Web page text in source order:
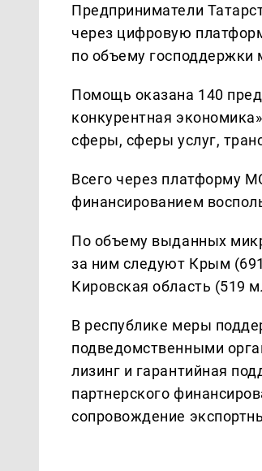
Предприниматели
через цифровую
по объему господдержки
Помощь оказана 140
конкурентная
сферы, сферы услуг,
Всего через платформу
финансированием
По объему выданных
за ним следуют Крым
Кировская область (519
В республике меры
подведомственными
лизинг и гарантийная
партнерского
сопровождение